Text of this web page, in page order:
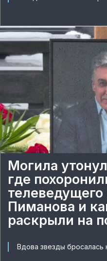
Могила
где
Пиманова и
раскрыли на
Вдова звезды бросалась